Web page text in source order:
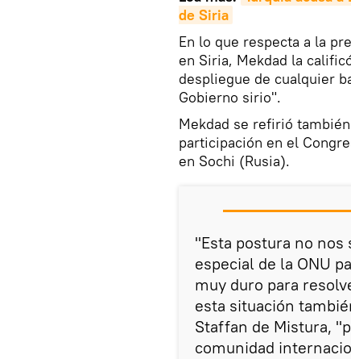
de Siria
En lo que respecta a la
en Siria, Mekdad la
despliegue de cualquier
Gobierno sirio".
Mekdad se refirió
participación en el
en Sochi (Rusia).
"Esta postura no
especial de la ONU
muy duro para
esta situación
Staffan de Mistura,
comunidad